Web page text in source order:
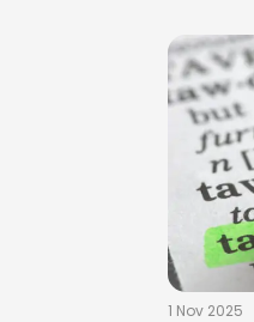
1 Nov 2025